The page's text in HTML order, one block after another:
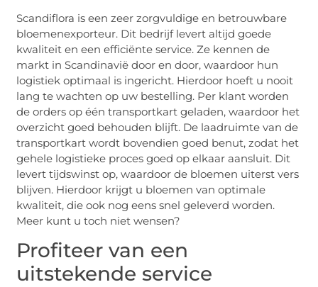
Scandiflora is een zeer zorgvuldige en betrouwbare
bloemenexporteur. Dit bedrijf levert altijd goede
kwaliteit en een efficiënte service. Ze kennen de
markt in Scandinavië door en door, waardoor hun
logistiek optimaal is ingericht. Hierdoor hoeft u nooit
lang te wachten op uw bestelling. Per klant worden
de orders op één transportkart geladen, waardoor het
overzicht goed behouden blijft. De laadruimte van de
transportkart wordt bovendien goed benut, zodat het
gehele logistieke proces goed op elkaar aansluit. Dit
levert tijdswinst op, waardoor de bloemen uiterst vers
blijven. Hierdoor krijgt u bloemen van optimale
kwaliteit, die ook nog eens snel geleverd worden.
Meer kunt u toch niet wensen?
Profiteer van een
uitstekende service